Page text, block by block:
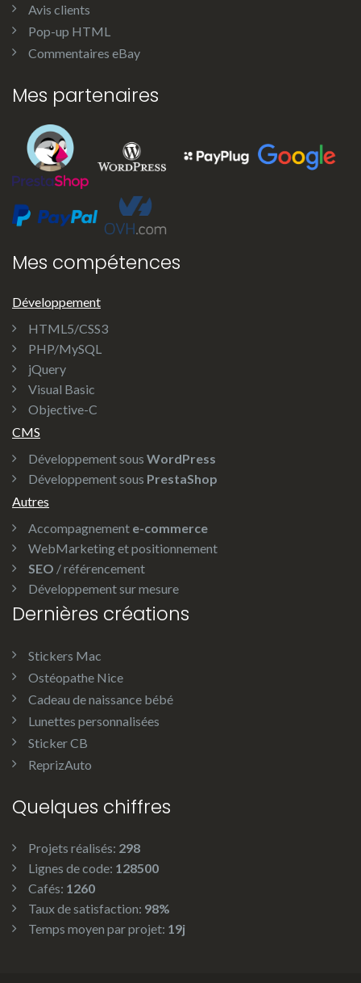
Avis clients
Pop-up HTML
Commentaires eBay
Mes partenaires
Mes compétences
Développement
HTML5/CSS3
PHP/MySQL
jQuery
Visual Basic
Objective-C
CMS
Développement sous WordPress
Développement sous PrestaShop
Autres
Accompagnement e-commerce
WebMarketing et positionnement
SEO / référencement
Développement sur mesure
Dernières créations
Stickers Mac
Ostéopathe Nice
Cadeau de naissance bébé
Lunettes personnalisées
Sticker CB
ReprizAuto
Quelques chiffres
Projets réalisés: 298
Lignes de code: 128500
Cafés: 1260
Taux de satisfaction: 98%
Temps moyen par projet: 19j